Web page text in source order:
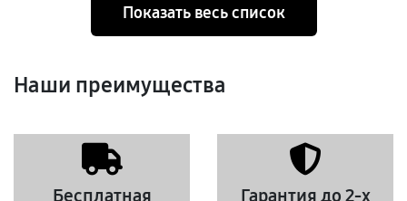
Показать весь список
Наши преимущества
Бесплатная
Гарантия до 2-х